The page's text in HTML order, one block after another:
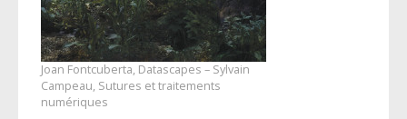
Joan Fontcuberta, Datascapes – Sylvain
Campeau, Sutures et traitements
numériques